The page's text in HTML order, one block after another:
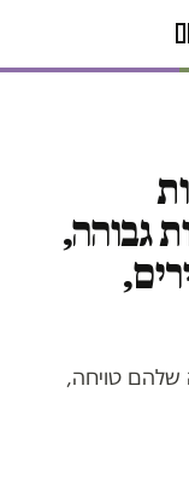
גבוהה,
שלהם טויחה,